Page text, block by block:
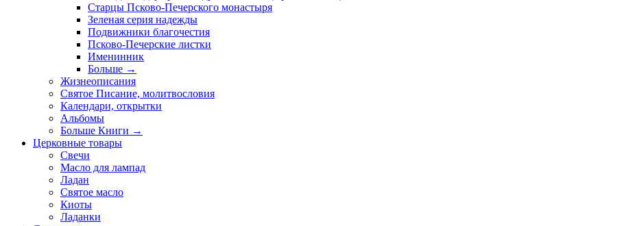
Старцы Псково-Печерского монастыря
Зеленая серия надежды
Подвижники благочестия
Псково-Печерские листки
Именинник
Больше →
Жизнеописания
Святое Писание, молитвословия
Календари, открытки
Альбомы
Больше Книги →
Церковные товары
Свечи
Масло для лампад
Ладан
Святое масло
Киоты
Ладанки